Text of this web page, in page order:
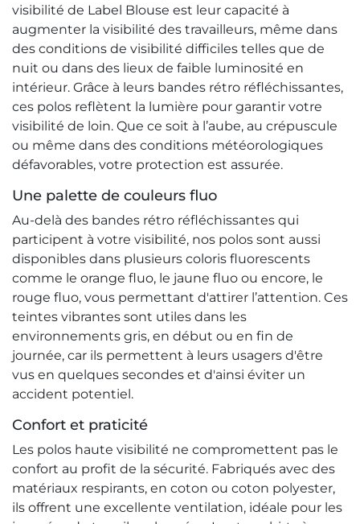
visibilité de Label Blouse est leur capacité à
augmenter la visibilité des travailleurs, même dans
des conditions de visibilité difficiles telles que de
nuit ou dans des lieux de faible luminosité en
intérieur. Grâce à leurs bandes rétro réfléchissantes,
ces polos reflètent la lumière pour garantir votre
visibilité de loin. Que ce soit à l’aube, au crépuscule
ou même dans des conditions météorologiques
défavorables, votre protection est assurée.
Une palette de couleurs fluo
Au-delà des bandes rétro réfléchissantes qui
participent à votre visibilité, nos polos sont aussi
disponibles dans plusieurs coloris fluorescents
comme le orange fluo, le jaune fluo ou encore, le
rouge fluo, vous permettant d'attirer l’attention. Ces
teintes vibrantes sont utiles dans les
environnements gris, en début ou en fin de
journée, car ils permettent à leurs usagers d'être
vus en quelques secondes et d'ainsi éviter un
accident potentiel.
Confort et praticité
Les polos haute visibilité ne compromettent pas le
confort au profit de la sécurité. Fabriqués avec des
matériaux respirants, en coton ou coton polyester,
ils offrent une excellente ventilation, idéale pour les